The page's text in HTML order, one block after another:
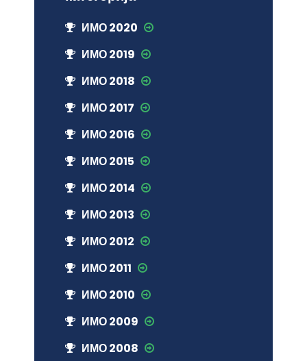
ИМО 2020
ИМО 2019
ИМО 2018
ИМО 2017
ИМО 2016
ИМО 2015
ИМО 2014
ИМО 2013
ИМО 2012
ИМО 2011
ИМО 2010
ИМО 2009
ИМО 2008